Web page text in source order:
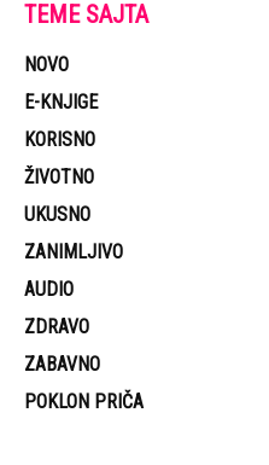
TEME SAJTA
NOVO
E-KNJIGE
KORISNO
ŽIVOTNO
UKUSNO
ZANIMLJIVO
AUDIO
ZDRAVO
ZABAVNO
POKLON PRIČA